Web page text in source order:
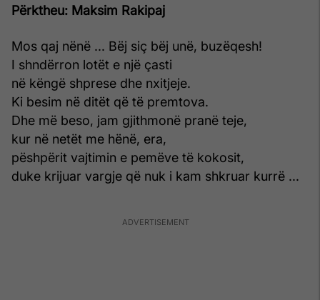
Përktheu: Maksim Rakipaj
Mos qaj nënë ... Bëj siç bëj unë, buzëqesh!
I shndërron lotët e një çasti
në këngë shprese dhe nxitjeje.
Ki besim në ditët që të premtova.
Dhe më beso, jam gjithmonë pranë teje,
kur në netët me hënë, era,
pëshpërit vajtimin e pemëve të kokosit,
duke krijuar vargje që nuk i kam shkruar kurrë ...